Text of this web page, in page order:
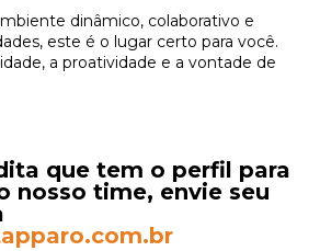
dinâmico, colaborativo e
este é o lugar certo para você.
a proatividade e a vontade de
que tem o perfil para
nosso time, envie seu